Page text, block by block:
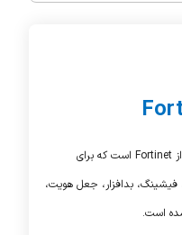
Fortinet است که برای
فیشینگ، بدافزار، جعل هویت،
است.